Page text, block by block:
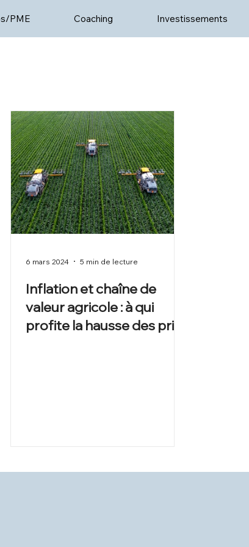
PME Coaching Investissements
Inflation et chaîne de
valeur agricole : à qui
profite la hausse des prix
6 mars 2024 5 min de lecture